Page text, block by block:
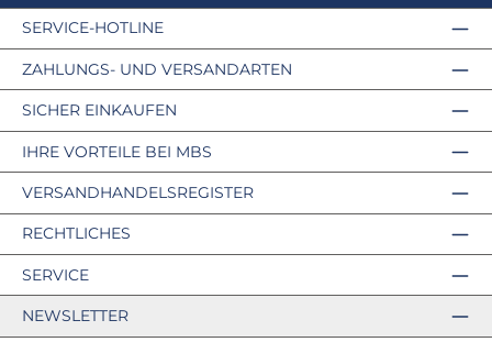
SERVICE-HOTLINE
ZAHLUNGS- UND VERSANDARTEN
VERSANDHANDELSREGISTER
SICHER EINKAUFEN
IHRE VORTEILE BEI MBS
RECHTLICHES
SERVICE
NEWSLETTER